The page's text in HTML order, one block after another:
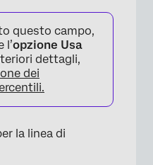
questo campo,
l’opzione Usa
dettagli,
dei
la linea di